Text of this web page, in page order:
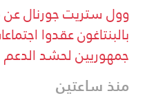
وول ستريت جورنال
بالبنتاغون عقدوا
جمهوريين لحشد الدعم
منذ ساعتين